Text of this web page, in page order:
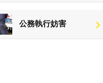
公務執行妨害